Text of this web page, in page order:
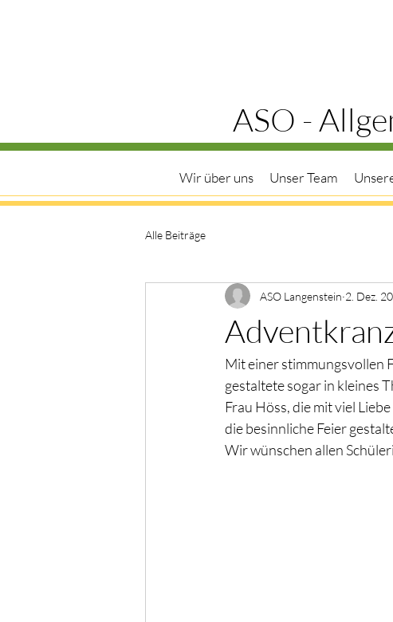
ASO -
Wir über uns Unser Team
Alle Beiträge
ASO Langenstein 2. Dez.
Mit einer stimmungsvollen
gestaltete sogar in kleines
Frau Höss, die mit viel
die besinnliche Feier
Wir wünschen allen